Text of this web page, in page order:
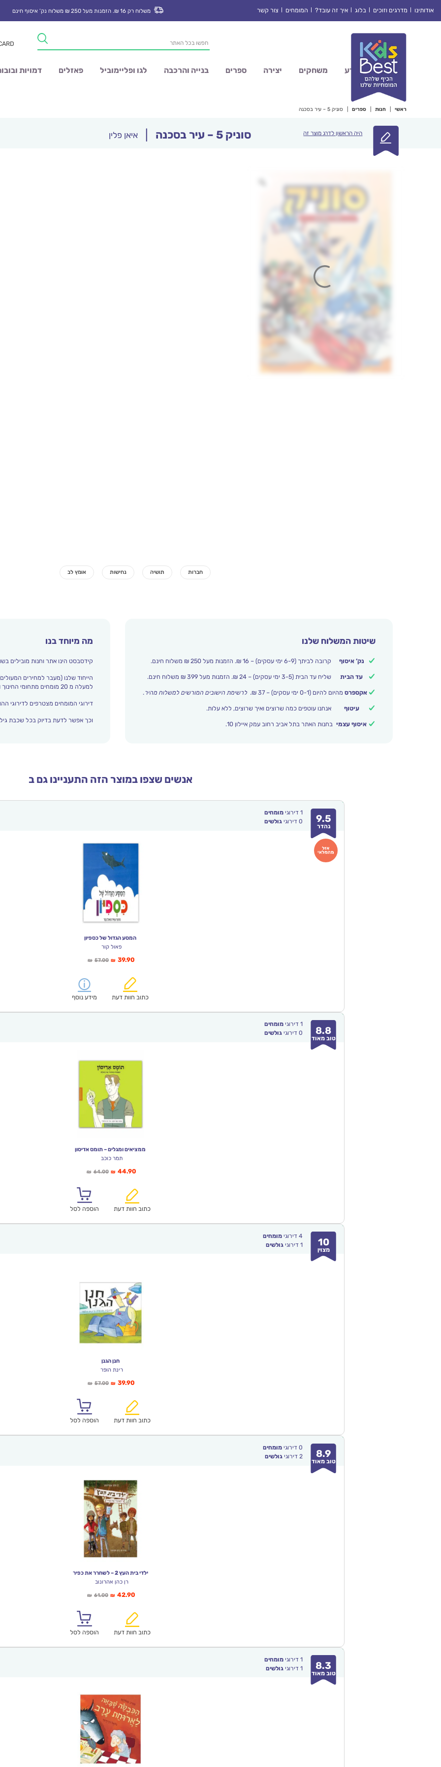
אודותינו מדרגים וזוכים בלוג איך זה עובד? המומחים צור קשר משלוח רק 16 ₪. הזמנות מעל 250 ₪ משלוח נק’ איסוף חינם
Products
search
מדע משחקים יצירה ספרים בנייה והרכבה לגו ופליימוביל פאזלים דמויות
ראשי חנות ספרים סוניק 5 – עיר בסכנה
היה הראשון לדרג מוצר זה סוניק 5 – עיר בסכנה איאן פלין
שיטות המשלוח שלנו
נק’ איסוף קרובה לביתך (6-9 ימי עסקים) – 16 ₪. הזמנות מעל 250 ₪ משלוח חינם.
עד הבית שליח עד הבית (3-5 ימי עסקים) – 24 ₪. הזמנות מעל 399 ₪ משלוח חינם.
אקספרס מהיום להיום (0-1 ימי עסקים) – 37 ₪. לרשימת הישובים המורשים למשלוח מהיר.
עיטוף אנחנו עוטפים כמה שרוצים ואיך שרוצים, ללא עלות.
איסוף עצמי בחנות האתר בתל אביב רחוב עמק איילון 10.
מה מיוחד בנו
קידסבסט הינו אתר וחנות מובילים
הייחוד שלנו (מעבר למחירים
למעלה מ 20 מומחים מתחומי החינוך והתפתחות הילד מדרגים אצלנו כל הזמן את עולם הילדים.
דירוגי המומחים מצטרפים לדירוגי
וכך אפשר לדעת בדיוק בכל שכבת
אנשים שצפו במוצר הזה התעניינו גם ב
9.5
נהדר
1 דירוגימומחים
0 דירוגיגולשים
המסע הגדול של כספיון
פאול קור
₪ 57.00המחיר
₪57.00.
₪ 39.90
הוא:
כתוב חוות דעת
מידע נוסף
8.8
טוב מאוד
1 דירוגימומחים
0 דירוגיגולשים
ממציאים ומגלים – תומס אדיסון
תמר כוכב
₪ 64.00המחיר
₪64.00.
₪ 44.90המחיר
הוא:
כתוב חוות דעת
הוספה לסל
10
מצוין
4 דירוגימומחים
1 דירוגיגולשים
חנן הגנן
רינת הופר
₪ 57.00המחיר
₪57.00.
₪ 39.90
הוא:
כתוב חוות דעת
הוספה לסל
8.9
טוב מאוד
0 דירוגימומחים
2 דירוגיגולשים
ילדי בית העץ 2 – לשחרר את כפיר
רן כהן אהרונוב
₪ 61.00המחיר
₪61.00.
₪ 42.90
הוא:
כתוב חוות דעת
הוספה לסל
8.3
טוב מאוד
1 דירוגימומחים
1 דירוגיגולשים